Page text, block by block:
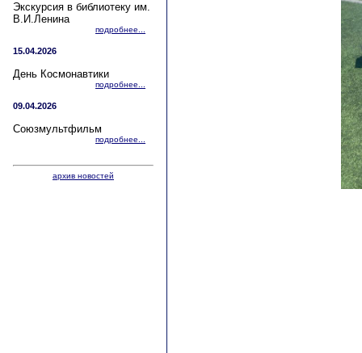
Экскурсия в библиотеку им.
В.И.Ленина
подробнее...
15.04.2026
День Космонавтики
подробнее...
09.04.2026
Союзмультфильм
подробнее...
архив новостей